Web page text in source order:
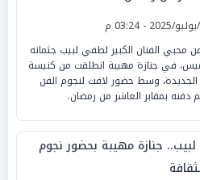
محبي الفنان الكبير لطفي لبيب جثمانه
في جنازة مهيبة انطلقت من كنيسة
وسط حضور لافت لنجوم الفن
دفنه بمقابر العاشر من رمضان.
جنازة مهيبة بحضور نجوم